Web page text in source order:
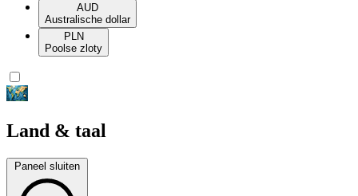
AUD
Australische dollar
PLN
Poolse zloty
Land & taal
Paneel sluiten